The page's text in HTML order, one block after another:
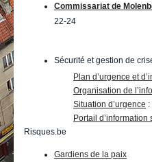
Commissariat de
22-24
Sécurité et gestion de
Plan d’urgence et
Organisation de
Situation d’urgence
Portail
Risques.be
Gardiens de la paix